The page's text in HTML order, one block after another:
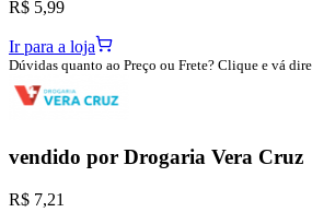
R$ 5,99
Ir para a loja
Dúvidas quanto ao Preço ou Frete? Clique e vá
vendido por Drogaria Vera Cruz
R$ 7,21